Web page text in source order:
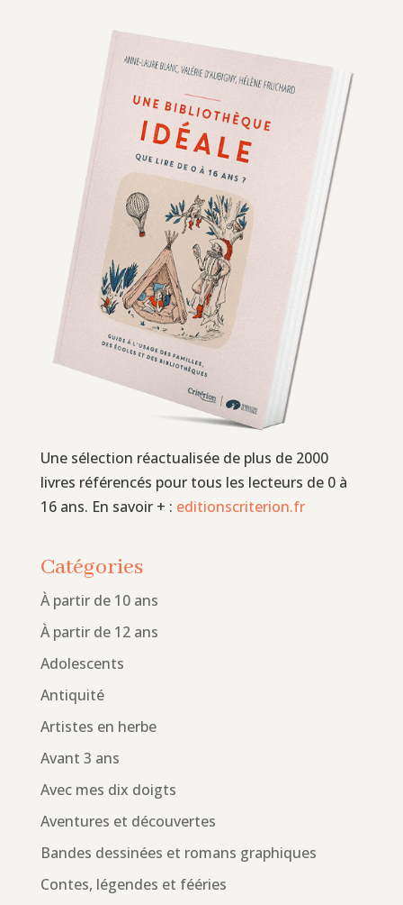
Une sélection réactualisée de plus de 2000
livres référencés pour tous les lecteurs de 0 à
16 ans. En savoir + : editionscriterion.fr
Catégories
À partir de 10 ans
À partir de 12 ans
Adolescents
Antiquité
Artistes en herbe
Avant 3 ans
Avec mes dix doigts
Aventures et découvertes
Bandes dessinées et romans graphiques
Contes, légendes et fééries